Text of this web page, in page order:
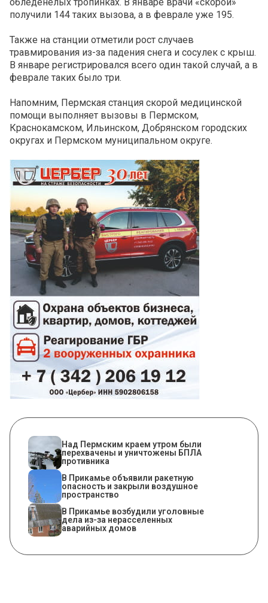
обледенелых тропинках. В январе врачи «скорой»
получили 144 таких вызова, а в феврале уже 195.
Также на станции отметили рост случаев
травмирования из-за падения снега и сосулек с крыш.
В январе регистрировался всего один такой случай, а в
феврале таких было три.
Напомним, Пермская станция скорой медицинской
помощи выполняет вызовы в Пермском,
Краснокамском, Ильинском, Добрянском городских
округах и Пермском муниципальном округе.
Над Пермским краем утром были
перехвачены и уничтожены БПЛА
противника
В Прикамье объявили ракетную
опасность и закрыли воздушное
пространство
В Прикамье возбудили уголовные
дела из-за нерасселенных
аварийных домов